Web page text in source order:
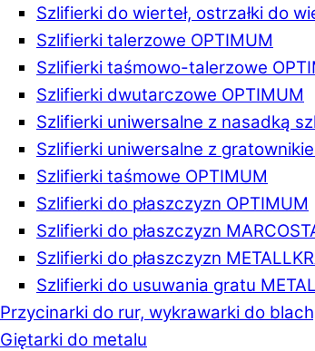
Szlifierki do wierteł, ostrzałki do
Szlifierki talerzowe OPTIMUM
Szlifierki taśmowo-talerzowe
Szlifierki dwutarczowe OPTIMUM
Szlifierki uniwersalne z nasadką
Szlifierki uniwersalne z
Szlifierki taśmowe OPTIMUM
Szlifierki do płaszczyzn OPTIMUM
Szlifierki do płaszczyzn
Szlifierki do płaszczyzn
Szlifierki do usuwania gratu
Przycinarki do rur, wykrawarki do
Giętarki do metalu